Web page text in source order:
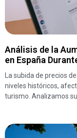
Análisis de la
en España
La subida de precios
niveles históricos,
turismo. Analizamos